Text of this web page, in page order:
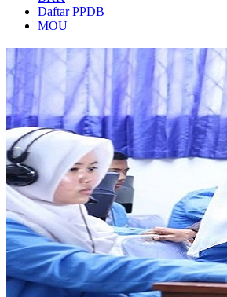
Daftar PPDB
MOU
LABORATORIUM KOMPUTER